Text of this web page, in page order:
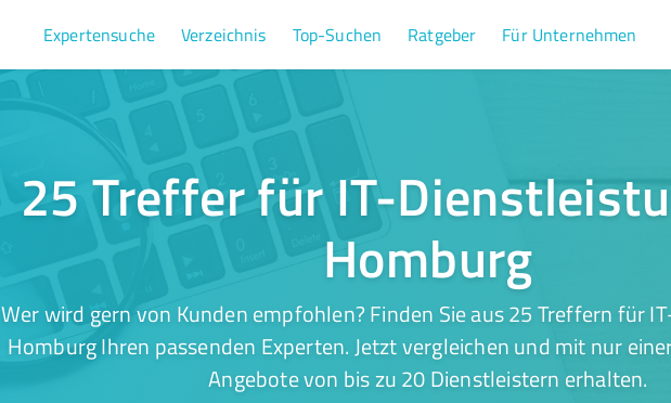
Expertensuche Verzeichnis Top-Suchen Ratgeber Für Unternehmen
25 Treffer für IT-
Homburg
Wer wird gern von Kunden empfohlen? Finden Sie aus 25 Treffern für
Homburg Ihren passenden Experten. Jetzt vergleichen und mit nur
Angebote von bis zu 20 Dienstleistern erhalten.